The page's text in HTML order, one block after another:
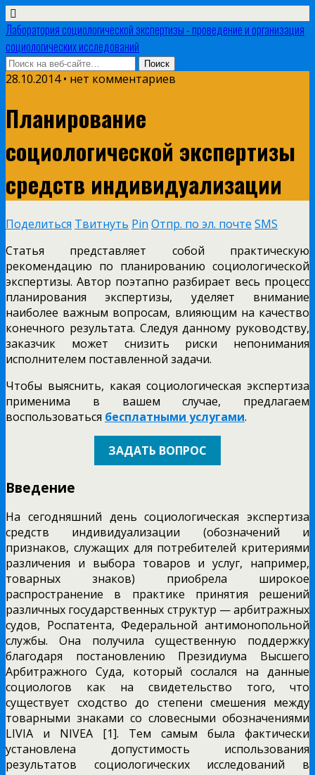
Лаборатория социологической экспертизы - проведение и организация
социологических исследований
28.10.2014 • нет комментариев
Планирование
социологической экспертизы
средств индивидуализации
Поделиться Твитнуть Pin Отпр. по эл. почте SMS
Статья представляет собой практическую
рекомендацию по планированию социологической
экспертизы. Автор поэтапно разбирает весь процесс
планирования экспертизы, уделяет внимание
наиболее важным вопросам, влияющим на качество
конечного результата. Следуя данному руководству,
заказчик может снизить риски непонимания
исполнителем поставленной задачи.
Чтобы выяснить, какая социологическая экспертиза
применима в вашем случае, предлагаем
воспользоваться бесплатными услугами.
ЗАДАТЬ ВОПРОС
Введение
На сегодняшний день социологическая экспертиза
средств индивидуализации (обозначений и
признаков, служащих для потребителей критериями
различения и выбора товаров и услуг, например,
товарных знаков) приобрела широкое
распространение в практике принятия решений
различных государственных структур — арбитражных
судов, Роспатента, Федеральной антимонопольной
службы. Она получила существенную поддержку
благодаря постановлению Президиума Высшего
Арбитражного Суда, который сослался на данные
социологов как на свидетельство того, что
существует сходство до степени смешения между
товарными знаками со словесными обозначениями
LIVIA и NIVEA [1]. Тем самым была фактически
установлена допустимость использования
результатов социологических исследований в